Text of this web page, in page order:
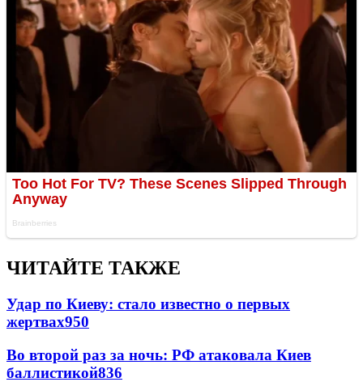
ЧИТАЙТЕ ТАКЖЕ
Удар по Киеву: стало известно о первых
жертвах950
Во второй раз за ночь: РФ атаковала Киев
баллистикой836